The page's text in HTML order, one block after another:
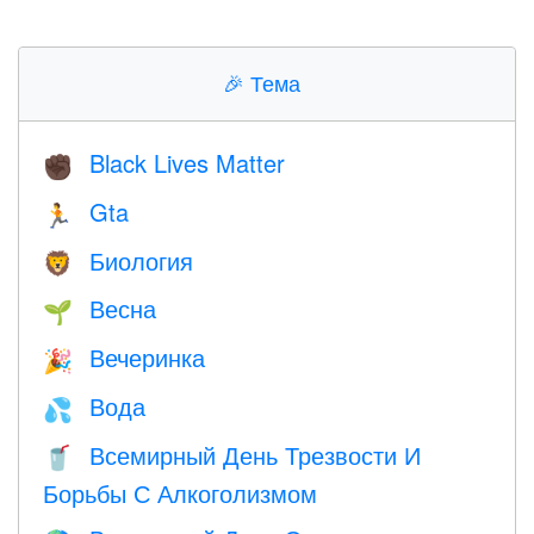
🎉 Тема
✊🏿 Black Lives Matter
🏃 Gta
🦁 Биология
🌱 Весна
🎉 Вечеринка
💦 Вода
🥤
Всемирный День Трезвости И
Борьбы С Алкоголизмом